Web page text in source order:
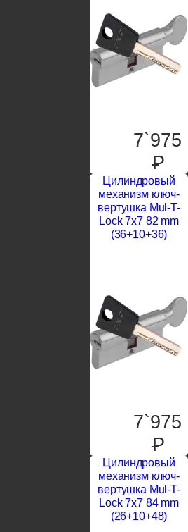
7`975
P
Цилиндровый
механизм ключ-
вертушка Mul-T-
Lock 7x7 82 mm
(36+10+36)
7`975
P
Цилиндровый
механизм ключ-
вертушка Mul-T-
Lock 7x7 84 mm
(26+10+48)